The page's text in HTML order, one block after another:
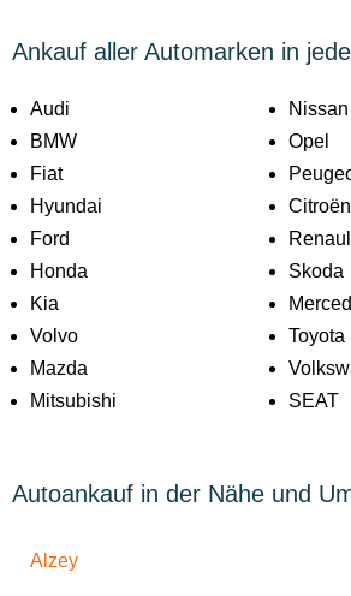
Ankauf aller Automarken in
Audi
BMW
Fiat
Hyundai
Ford
Honda
Kia
Volvo
Mazda
Mitsubishi
Nissan
Opel
Citroën
Skoda
Toyota
SEAT
Autoankauf in der Nähe und
Alzey